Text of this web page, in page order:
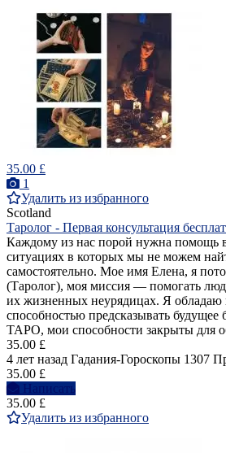
35.00 £
1
Удалить из избранного
Scotland
Таролог - Первая консультация
Каждому из нас порой нужна помощь
ситуациях в которых мы не можем
самостоятельно. Мое имя Елена, я
(Таролог), моя миссия — помогать
их жизненных неурядицах. Я обладаю
способностью предсказывать будущее
ТАРО, мои способности закрыты для
35.00 £
4 лет назад Гадания-Гороскопы 1307
35.00 £
Написать
35.00 £
Удалить из избранного